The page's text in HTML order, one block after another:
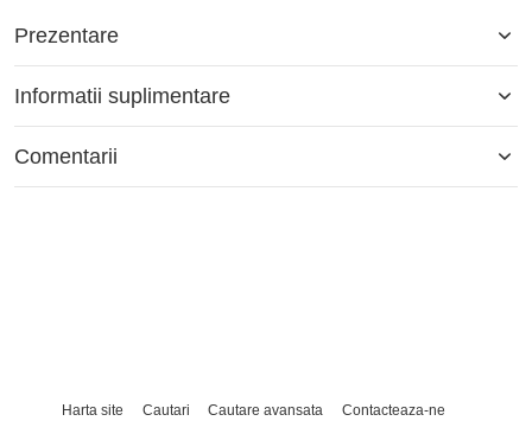
Prezentare
Informatii suplimentare
Comentarii
Harta site Cautari Cautare avansata Contacteaza-ne